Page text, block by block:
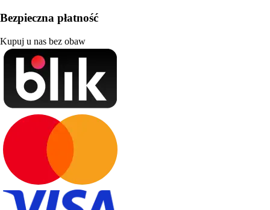
Bezpieczna płatność
Kupuj u nas bez obaw